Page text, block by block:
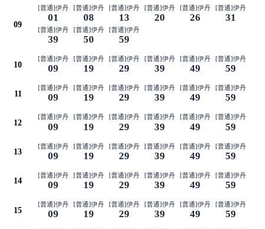
09
[普通]伊丹
01
[普通]伊丹
08
[普通]伊丹
13
[普通]伊丹
20
[普通]伊丹
26
[普通]伊丹
31
[普通]伊丹
39
[普通]伊丹
50
[普通]伊丹
59
10
[普通]伊丹
09
[普通]伊丹
19
[普通]伊丹
29
[普通]伊丹
39
[普通]伊丹
49
[普通]伊丹
59
11
[普通]伊丹
09
[普通]伊丹
19
[普通]伊丹
29
[普通]伊丹
39
[普通]伊丹
49
[普通]伊丹
59
12
[普通]伊丹
09
[普通]伊丹
19
[普通]伊丹
29
[普通]伊丹
39
[普通]伊丹
49
[普通]伊丹
59
13
[普通]伊丹
09
[普通]伊丹
19
[普通]伊丹
29
[普通]伊丹
39
[普通]伊丹
49
[普通]伊丹
59
14
[普通]伊丹
09
[普通]伊丹
19
[普通]伊丹
29
[普通]伊丹
39
[普通]伊丹
49
[普通]伊丹
59
15
[普通]伊丹
09
[普通]伊丹
19
[普通]伊丹
29
[普通]伊丹
39
[普通]伊丹
49
[普通]伊丹
59